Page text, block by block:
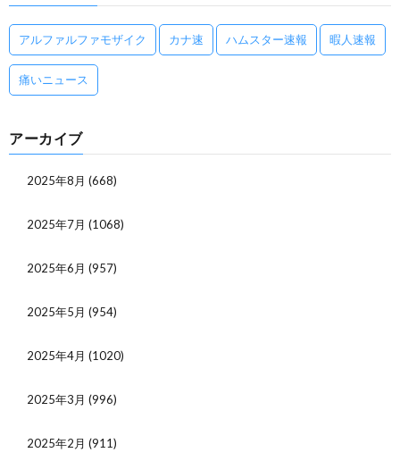
アルファルファモザイク カナ速 ハムスター速報 暇人速報
痛いニュース
アーカイブ
2025年8月 (668)
2025年7月 (1068)
2025年6月 (957)
2025年5月 (954)
2025年4月 (1020)
2025年3月 (996)
2025年2月 (911)